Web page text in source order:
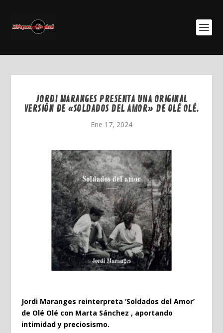
JORDI MARANGES PRESENTA UNA ORIGINAL
VERSIÓN DE «SOLDADOS DEL AMOR» DE OLÉ OLÉ.
Ene 17, 2024
Jordi Maranges reinterpreta ‘Soldados del Amor’
de Olé Olé con Marta Sánchez , aportando
intimidad y preciosismo.